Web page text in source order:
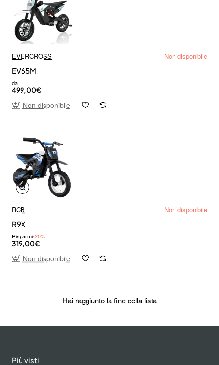
EVERCROSS
Non disponibile
EV65M
da
499,00€
Non disponibile
RCB
Non disponibile
R9X
Risparmi-20%
319,00€
Non disponibile
Hai raggiunto la fine della lista
Più visti